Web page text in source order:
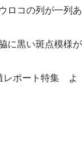
ロコの列が一列あ
に黒い斑点模様が
レポート特集 よ